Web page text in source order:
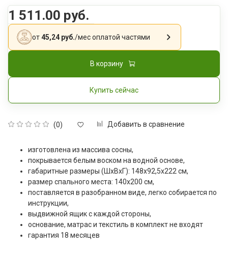
(0) Добавить в сравнение
1 511.00 руб.
от45,24 руб./месоплатой частями
В корзину
Купить сейчас
изготовлена из массива сосны,
покрывается белым воском на водной основе,
габаритные размеры (ШxВxГ): 148x92,5x222 см,
размер спального места: 140x200 см,
поставляется в разобранном виде, легко собирается по
инструкции,
выдвижной ящик с каждой стороны,
основание, матрас и текстиль в комплект не входят
гарантия 18 месяцев